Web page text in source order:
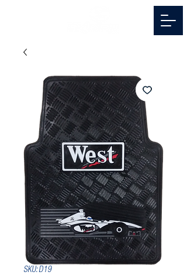
SKU: D19